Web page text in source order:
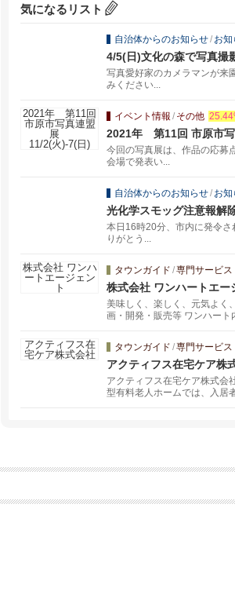
気になるリスト
自治体からのお知らせ/ お知
4/5(日)文化の森で写真撮
写真愛好家のカメラマンが来
みください...
イベント情報 / その他
2021年 第11回 市原市
今回の写真展は、作品の応募
会場で発表い...
自治体からのお知らせ/ お知
光化学スモッグ注意報解
本日16時20分、市内に発令
りがとう...
タウンガイド /専門サービス
株式会社 ワンハートエー
美味しく、楽しく、元気よく
画・開発・販売等 ワンハート
タウンガイド /専門サービス
アクティフス在宅ケア株
アクティフス在宅ケア株式会
型有料老人ホームでは、入居